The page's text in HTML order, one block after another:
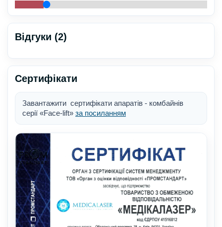
Відгуки (2)
Сертифікати
Завантажити сертифікати апаратів - комбайнів
серії «Face-lift» за посиланням